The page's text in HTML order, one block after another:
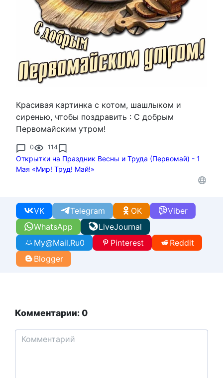
Красивая картинка с котом, шашлыком и
сиренью, чтобы поздравить : С добрым
Первомайским утром!
0 114
Открытки на Праздник Весны и Труда (Первомай) - 1
Мая «Мир! Труд! Май!»
WhatsApp
VK Telegram Viber
OK
LiveJournal
My@Mail.Ru0 Pinterest
Reddit
Blogger
Комментарии: 0